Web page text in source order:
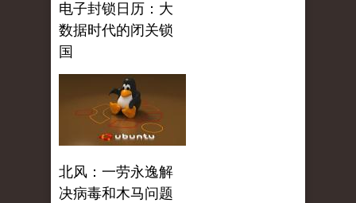
电子封锁日历：大
数据时代的闭关锁
国
北风：一劳永逸解
决病毒和木马问题